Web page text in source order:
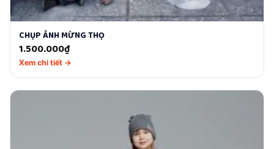
CHỤP ẢNH MỪNG THỌ
1.500.000₫
Xem chi tiết →